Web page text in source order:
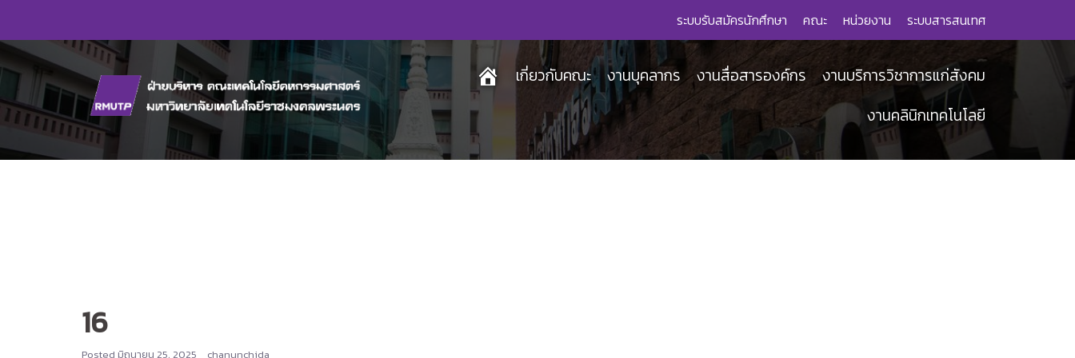
content
ระบบรับสมัครนักศึกษา คณะ หน่วยงาน ระบบสารสนเทศ
เกี่ยวกับคณะ งานบุคลากร งานสื่อสารองค์กร
งานบริการวิชาการแก่สังคม
งานคลินิกเทคโนโลยี
16
Posted มิถุนายน 25, 2025 chanunchida